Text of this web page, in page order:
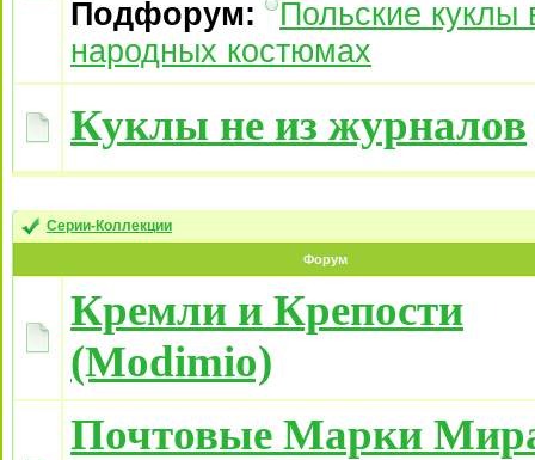
Подфорум:
Польские куклы
народных костюмах
Куклы не из журналов
Серии-Коллекции
Форум
Кремли и Крепости
(Modimio)
Почтовые Марки